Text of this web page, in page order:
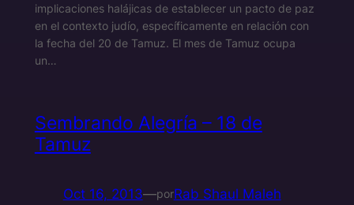
implicaciones halájicas de establecer un pacto de paz
en el contexto judío, específicamente en relación con
la fecha del 20 de Tamuz. El mes de Tamuz ocupa
un…
Sembrando Alegría – 18 de
Tamuz
Oct 16, 2013—porRab Shaul Maleh